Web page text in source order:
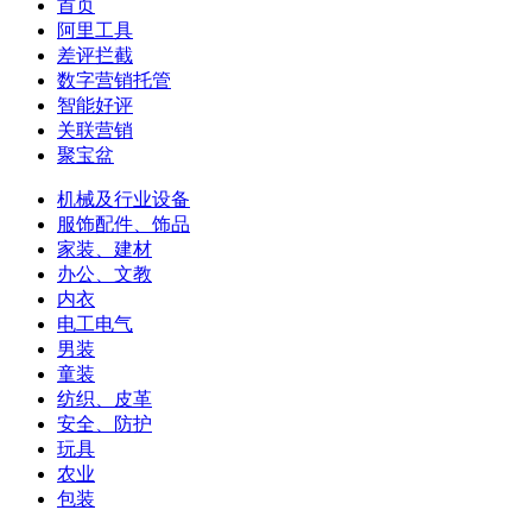
首页
阿里工具
差评拦截
数字营销托管
智能好评
关联营销
聚宝盆
机械及行业设备
服饰配件、饰品
家装、建材
办公、文教
内衣
电工电气
男装
童装
纺织、皮革
安全、防护
玩具
农业
包装